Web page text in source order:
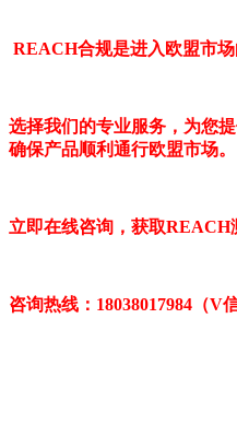
REACH合规是进入欧盟市场
选择我们的专业服务，为您
确保产品顺利通行欧盟市场。
立即在线咨询，获取REACH
咨询热线：18038017984（V